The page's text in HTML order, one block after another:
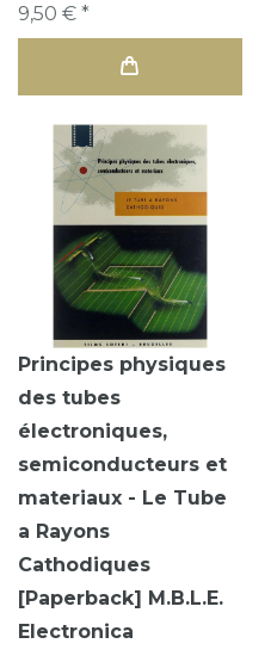
9,50 € *
Principes physiques
des tubes
électroniques,
semiconducteurs et
materiaux - Le Tube
a Rayons
Cathodiques
[Paperback] M.B.L.E.
Electronica